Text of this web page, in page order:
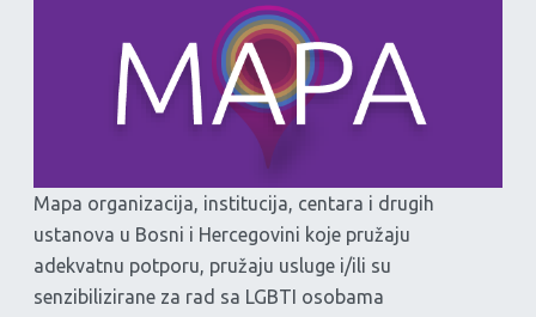
Mapa organizacija, institucija, centara i drugih
ustanova u Bosni i Hercegovini koje pružaju
adekvatnu potporu, pružaju usluge i/ili su
senzibilizirane za rad sa LGBTI osobama